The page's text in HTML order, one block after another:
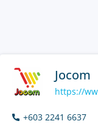
Jocom
https://
+603 2241 6637